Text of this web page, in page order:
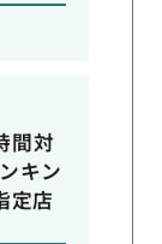
間対
キン
定店